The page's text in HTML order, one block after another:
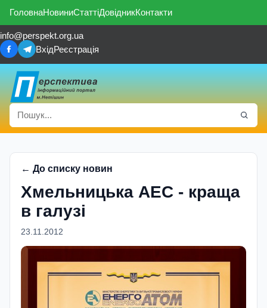
ГоловнаНовиниСтаттіДовідникКонтакти
info@perspekt.org.ua
ВхідРеєстрація
← До списку новин
Хмельницька АЕС - краща
в галузі
23.11.2012